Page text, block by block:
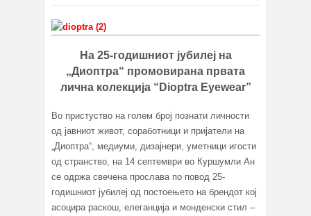
На 25-годишниот јубилеј на
„Диоптра“ промовирана првата
лична колекција “Dioptra Eyewear”
Во пристуство на голем број познати личности
од јавниот живот, соработници и пријатели на
„Диоптра“, медиуми, дизајнери, уметници игости
од странство, на 14 септември во Куршумли Ан
се одржа свечена прослава по повод 25-
годишниот јубилеј од постоењето на брендот кој
асоцира раскош, елеганција и монденски стил –